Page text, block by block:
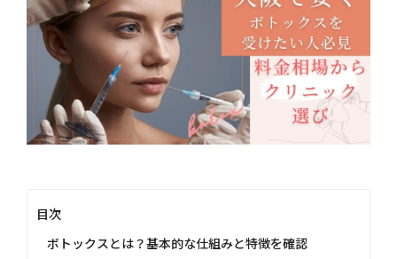
目次
ボトックスとは？基本的な仕組みと特徴を確認